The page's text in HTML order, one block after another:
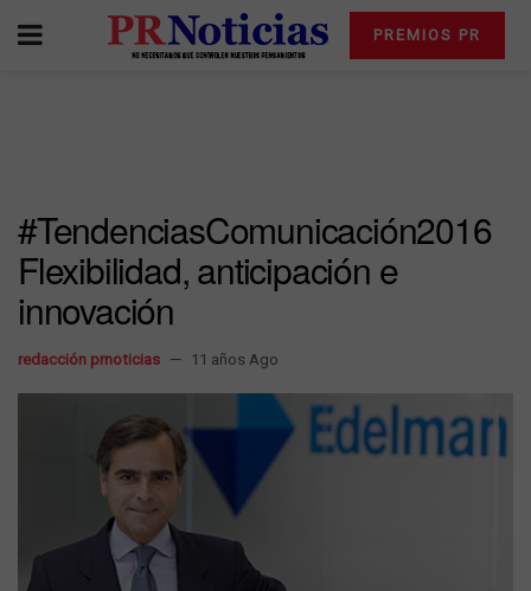
PREMIOS PR
#TendenciasComunicación2016
Flexibilidad, anticipación e
innovación
redacción prnoticias 11 años Ago